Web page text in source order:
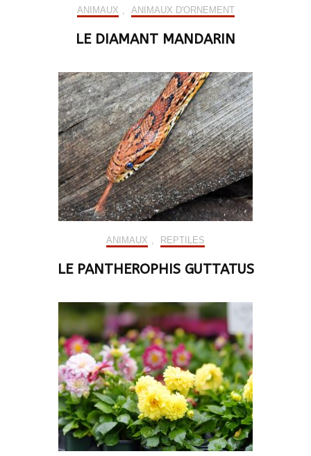
ANIMAUX ANIMAUX D'ORNEMENT
LE DIAMANT MANDARIN
ANIMAUX REPTILES
LE PANTHEROPHIS GUTTATUS